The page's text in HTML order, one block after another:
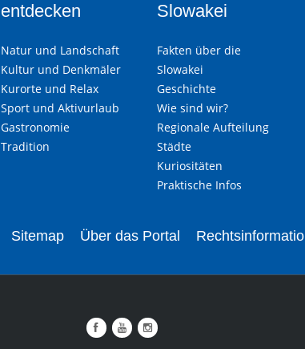
entdecken
Natur und Landschaft
Kultur und Denkmäler
Kurorte und Relax
Sport und Aktivurlaub
Gastronomie
Tradition
Slowakei
Fakten über die
Slowakei
Geschichte
Wie sind wir?
Regionale Aufteilung
Städte
Kuriositäten
Praktische Infos
Sitemap Über das Portal